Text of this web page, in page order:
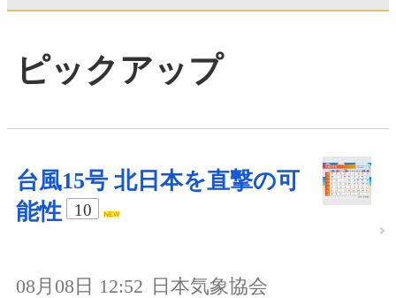
ピックアップ
台風15号 北日本を直撃の可
能性
10
08月08日 12:52 日本気象協会